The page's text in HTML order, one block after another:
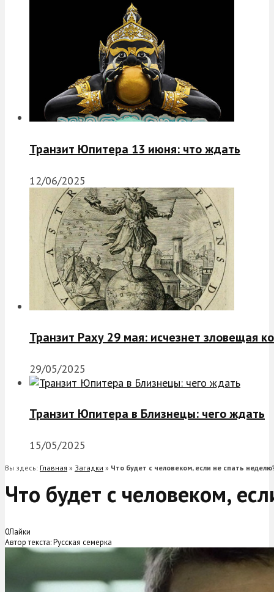
Транзит Юпитера 13 июня: что ждать
12/06/2025
Транзит Раху 29 мая: исчезнет зловещая
29/05/2025
Транзит Юпитера в Близнецы: чего ждать
15/05/2025
Вы здесь: Главная » Загадки » Что будет с человеком, если не спать
Что будет с человеком,
0Лайки
Автор текста: Русская семерка